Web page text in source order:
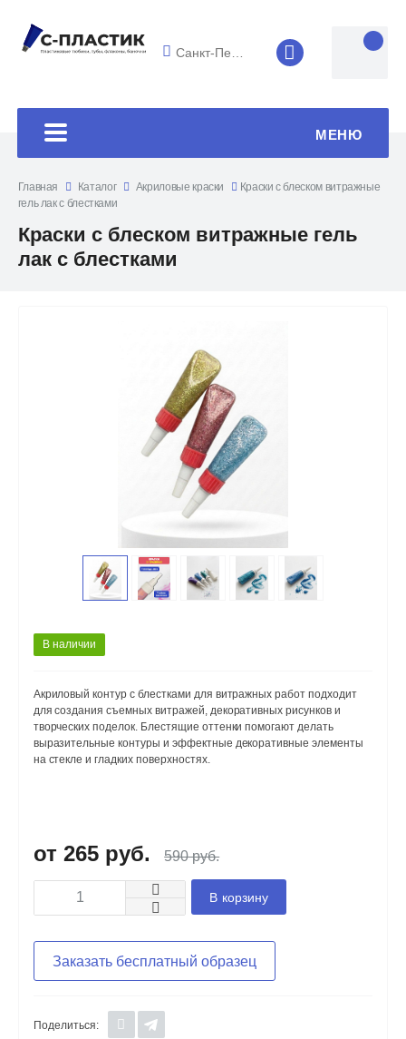
Санкт-Петербург 8 (4852) 33-
МЕНЮ
Главная Каталог Акриловые краски
Краски с блеском витражные
гель лак с блестками
Краски с блеском витражные гель
лак с блестками
В наличии
Акриловый контур с блестками для витражных работ подходит
для создания съемных витражей, декоративных рисунков и
творческих поделок. Блестящие оттенки помогают делать
выразительные контуры и эффектные декоративные элементы
на стекле и гладких поверхностях.
265 руб. 590 руб.
В корзину
Заказать бесплатный образец
Поделиться: